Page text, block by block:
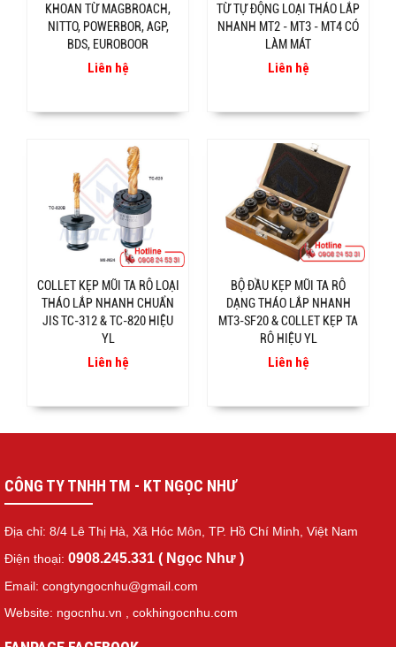
KHOAN TỪ MAGBROACH,
NITTO, POWERBOR, AGP,
BDS, EUROBOOR
Liên hệ
TỪ TỰ ĐỘNG LOẠI THÁO LẮP
NHANH MT2 - MT3 - MT4 CÓ
LÀM MÁT
Liên hệ
COLLET KẸP MŨI TA RÔ LOẠI
THÁO LẮP NHANH CHUẨN
JIS TC-312 & TC-820 HIỆU
YL
Liên hệ
BỘ ĐẦU KẸP MŨI TA RÔ
DẠNG THÁO LẮP NHANH
MT3-SF20 & COLLET KẸP TA
RÔ HIỆU YL
Liên hệ
CÔNG TY TNHH TM - KT NGỌC NHƯ
Địa chỉ: 8/4 Lê Thị Hà, Xã Hóc Môn, TP. Hồ Chí Minh, Việt Nam
Điện thoại: 0908.245.331 ( Ngọc Như )
Email: congtyngocnhu@gmail.com
Website: ngocnhu.vn
cokhingocnhu.com